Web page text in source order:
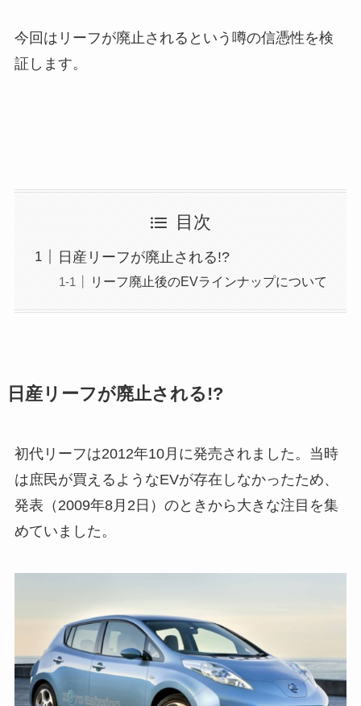
今回はリーフが廃止されるという噂の信憑性を検
証します。
目次
日産リーフが廃止される!?
リーフ廃止後のEVラインナップについて
日産リーフが廃止される!?
初代リーフは2012年10月に発売されました。当時
は庶民が買えるようなEVが存在しなかったため、
発表（2009年8月2日）のときから大きな注目を集
めていました。